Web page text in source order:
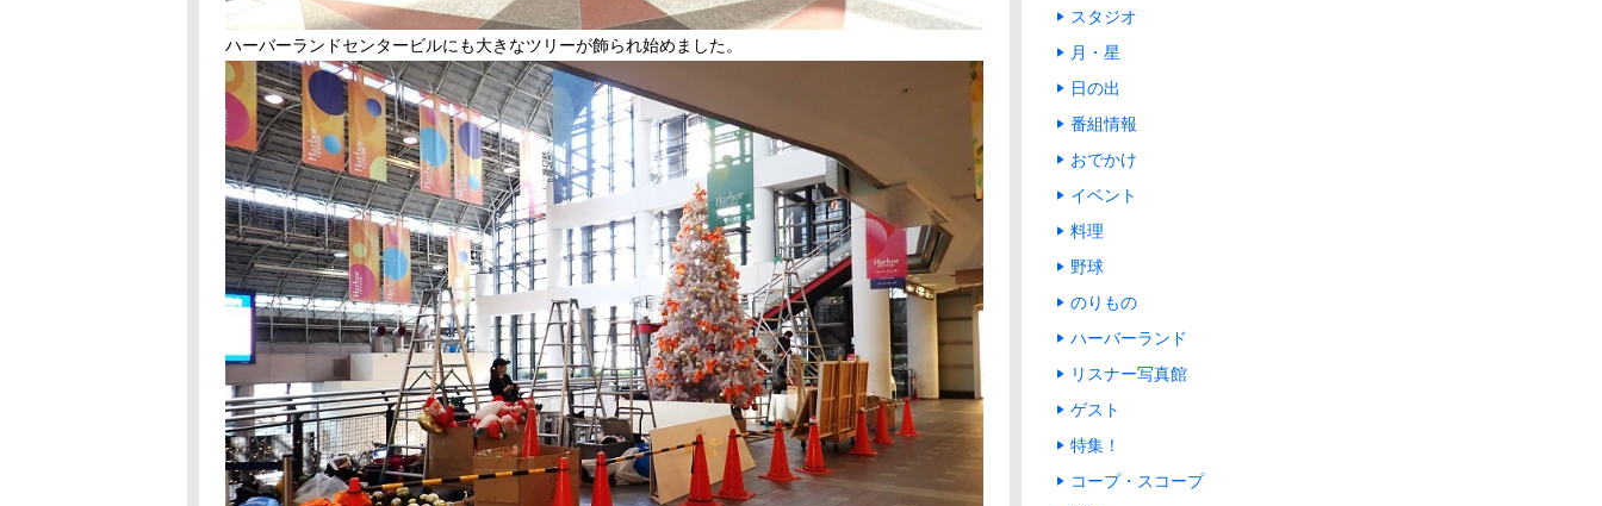
ハーバーランドセンタービルにも大きなツリーが飾られ始めました。
スタジオ
月・星
日の出
番組情報
おでかけ
イベント
料理
野球
のりもの
ハーバーランド
リスナー写真館
ゲスト
特集！
コープ・スコープ